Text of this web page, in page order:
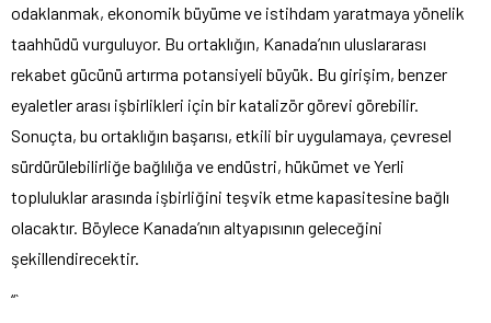
odaklanmak, ekonomik büyüme ve istihdam yaratmaya yönelik
taahhüdü vurguluyor. Bu ortaklığın, Kanada’nın uluslararası
rekabet gücünü artırma potansiyeli büyük. Bu girişim, benzer
eyaletler arası işbirlikleri için bir katalizör görevi görebilir.
Sonuçta, bu ortaklığın başarısı, etkili bir uygulamaya, çevresel
sürdürülebilirliğe bağlılığa ve endüstri, hükümet ve Yerli
topluluklar arasında işbirliğini teşvik etme kapasitesine bağlı
olacaktır. Böylece Kanada’nın altyapısının geleceğini
şekillendirecektir.
“`